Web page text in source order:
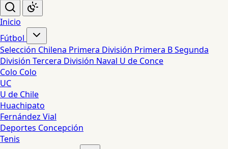
Inicio
Fútbol
Selección Chilena Primera División Primera BSegunda
División Tercera División Naval U de Conce
Colo Colo
UC
U de Chile
Huachipato
Fernández Vial
Deportes Concepción
Tenis